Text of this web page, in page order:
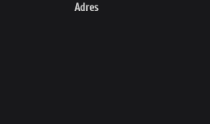
Adres